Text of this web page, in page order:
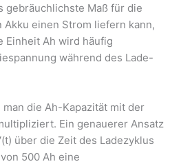
gebräuchlichste Maß für die
einen Strom liefern kann,
Einheit Ah wird häufig
während des Lade-
die Ah-Kapazität mit der
Ein genauerer Ansatz
über die Zeit des Ladezyklus
500 Ah eine